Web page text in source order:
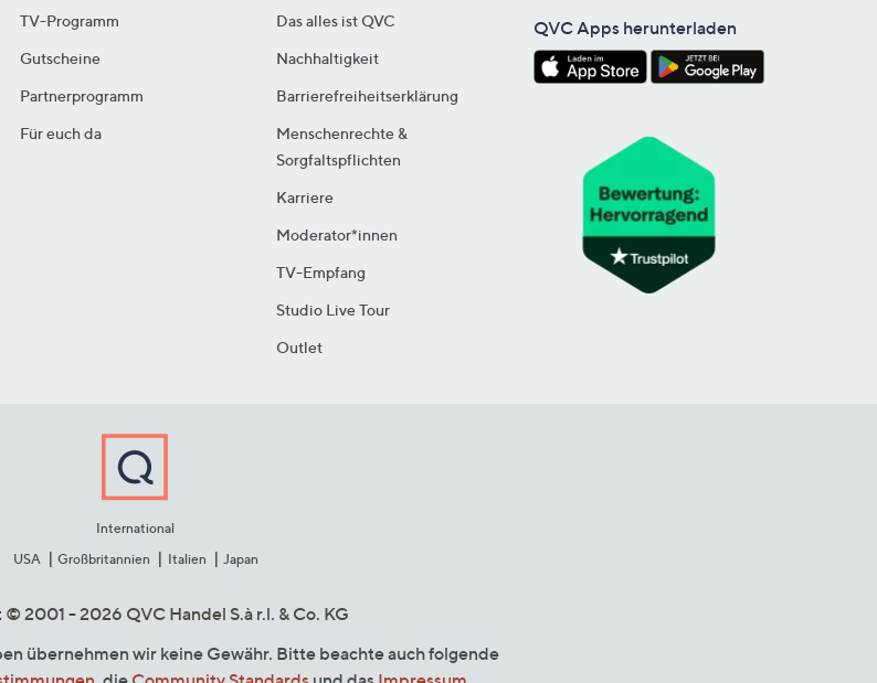
TV-Programm
Gutscheine
Partnerprogramm
Für euch da
Das alles ist QVC
Nachhaltigkeit
Barrierefreiheitserklärung
Menschenrechte &
Sorgfaltspflichten
Karriere
Moderator*innen
TV-Empfang
Studio Live Tour
Outlet
QVC Apps herunterladen
International
USA
Großbritannien Italien Japan
2001 - 2026 QVC Handel S.à r.l. & Co. KG
übernehmen wir keine Gewähr. Bitte beachte auch folgende